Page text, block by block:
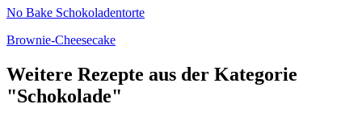
No Bake Schokoladentorte
Brownie-Cheesecake
Weitere Rezepte aus der Kategorie
"Schokolade"